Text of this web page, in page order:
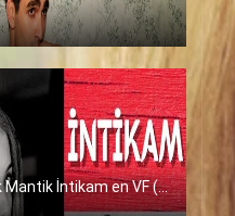
Les Amants Destines – Ask Mantik İntikam en VF (Voix Francaise)